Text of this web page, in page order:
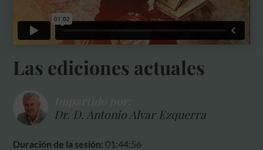
Las ediciones actuales
Dr. D. Antonio Alvar Ezquerra
Duración de la sesión:01:44:56